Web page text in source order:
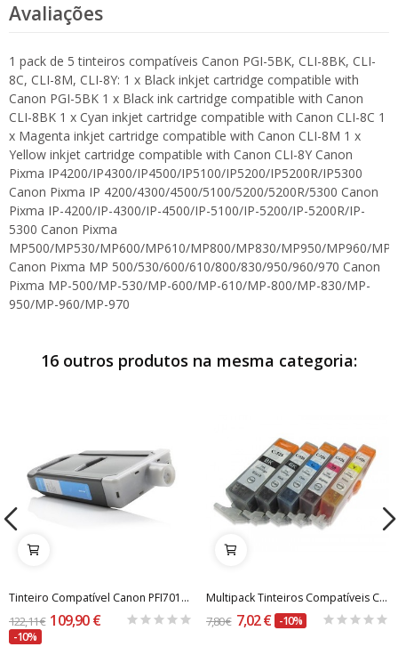
Avaliações
1 pack de 5 tinteiros compatíveis Canon PGI-5BK, CLI-8BK, CLI-
8C, CLI-8M, CLI-8Y: 1 x Black inkjet cartridge compatible with
Canon PGI-5BK 1 x Black ink cartridge compatible with Canon
CLI-8BK 1 x Cyan inkjet cartridge compatible with Canon CLI-8C 1
x Magenta inkjet cartridge compatible with Canon CLI-8M 1 x
Yellow inkjet cartridge compatible with Canon CLI-8Y Canon
Pixma IP4200/IP4300/IP4500/IP5100/IP5200/IP5200R/IP5300
Canon Pixma IP 4200/4300/4500/5100/5200/5200R/5300 Canon
Pixma IP-4200/IP-4300/IP-4500/IP-5100/IP-5200/IP-5200R/IP-
5300 Canon Pixma
MP500/MP530/MP600/MP610/MP800/MP830/MP950/MP960/
Canon Pixma MP 500/530/600/610/800/830/950/960/970 Canon
Pixma MP-500/MP-530/MP-600/MP-610/MP-800/MP-830/MP-
950/MP-960/MP-970
16 outros produtos na mesma categoria:
Tinteiro Compatível Canon PFI701/PFI301 Ciano...
122,11 € 109,90 €
-10%
Multipack Tinteiros Compatíveis Canon PGI-525BK...
7,80 € 7,02 € -10%